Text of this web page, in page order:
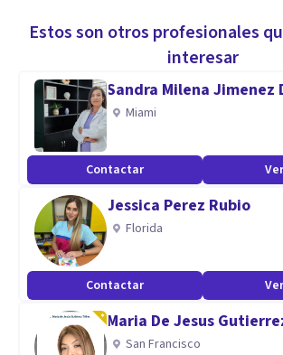
- "EMPLEAte con Actitud". Editorial Círculo
- "El sentido de la vida es una vida con
RESILIENCIA". Editorial Desclée De Brouwer.
- "Crecer jugando paso a paso: juegos
desarrollo óptimo de los niños". Editorial
Especialidad
Licenciada en psicología con amplia
años) en el área infanto-juvenil, adultos,
Tratamientos de problemas emocionales,
autoestima, bullying, miedos,
Estos son otros profesionales
interesar
Sandra Milena Jimenez
Miami
Contactar
Jessica Perez Rubio
Florida
Contactar
Maria De Jesus
San Francisco